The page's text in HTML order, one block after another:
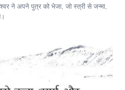
ने अपने पुत्र को भेजा, जो स्त्री से जन्मा,